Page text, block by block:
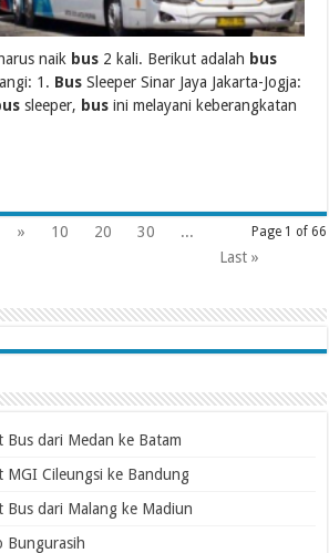
naik bus 2 kali. Berikut adalah bus
1. Bus Sleeper Sinar Jaya Jakarta-Jogja:
sleeper, bus ini melayani keberangkatan
Page 1 of 66
» 10 20 30
...
Last »
Bus dari Medan ke Batam
MGI Cileungsi ke Bandung
Bus dari Malang ke Madiun
Bungurasih